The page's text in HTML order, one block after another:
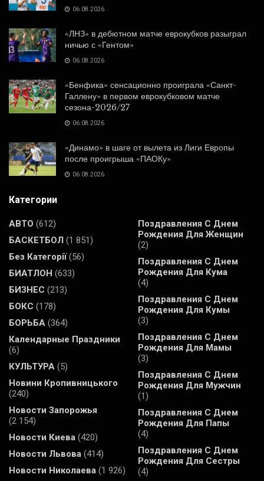
06.08.2026
«ЛНЗ» в дебютном матче еврокубков разыграл
ничью с «Гентом»
06.08.2026
«Бенфика» сенсационно проиграла «Санкт-
Галлену» в первом еврокубковом матче
сезона-2026/27
06.08.2026
«Динамо» в шаге от вылета из Лиги Европы
после проигрыша «ПАОКу»
06.08.2026
Категории
АВТО (612)
БАСКЕТБОЛ (1 851)
Без Категорії(56)
БИАТЛОН (633)
БИЗНЕС (213)
БОКС (178)
БОРЬБА (364)
Календарные Праздники
(6)
КУЛЬТУРА (5)
Новини Кропивницького
(240)
Новости Запорожья
(2 154)
Новости Киева (420)
Новости Львова (414)
Новости Николаева (1 926)
Поздравления С Днем
Рождения Для Женщин
(2)
Поздравления С Днем
Рождения Для Кума
(4)
Поздравления С Днем
Рождения Для Кумы
(3)
Поздравления С Днем
Рождения Для Мамы
(3)
Поздравления С Днем
Рождения Для Мужчин
(1)
Поздравления С Днем
Рождения Для Папы
(4)
Поздравления С Днем
Рождения Для Сестры
(4)